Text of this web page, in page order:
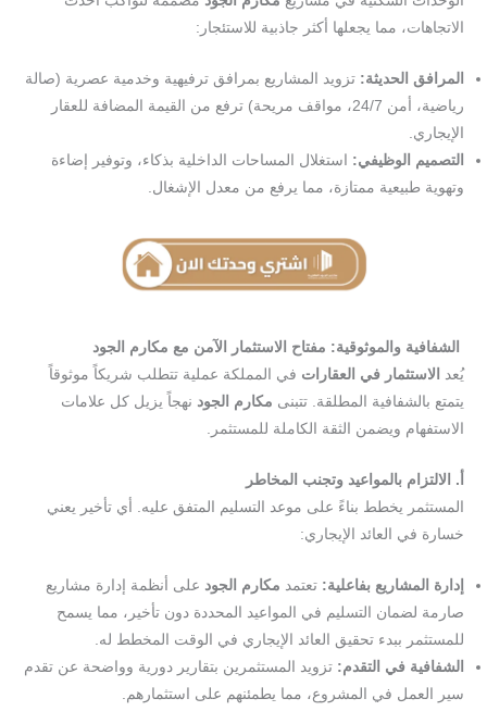
الاتجاهات، مما يجعلها أكثر جاذبية للاستئجار:
المرافق الحديثة: تزويد المشاريع بمرافق ترفيهية وخدمية عصرية (صالة
رياضية، أمن 24/7، مواقف مريحة) ترفع من القيمة المضافة للعقار
الإيجاري.
التصميم الوظيفي: استغلال المساحات الداخلية بذكاء، وتوفير إضاءة
وتهوية طبيعية ممتازة، مما يرفع من معدل الإشغال.
الشفافية والموثوقية: مفتاح الاستثمار الآمن مع مكارم الجود
يُعد
الاستثمار في العقارات في المملكة عملية تتطلب شريكاً موثوقاً
يتمتع بالشفافية المطلقة. تتبنى مكارم الجود نهجاً يزيل كل علامات
الاستفهام ويضمن الثقة الكاملة للمستثمر.
أ. الالتزام بالمواعيد وتجنب المخاطر
المستثمر يخطط بناءً على موعد التسليم المتفق عليه. أي تأخير يعني
خسارة في العائد الإيجاري:
إدارة المشاريع بفاعلية: تعتمد مكارم الجود على أنظمة إدارة مشاريع
صارمة لضمان التسليم في المواعيد المحددة دون تأخير، مما يسمح
للمستثمر ببدء تحقيق العائد الإيجاري في الوقت المخطط له.
الشفافية في التقدم: تزويد المستثمرين بتقارير دورية وواضحة عن تقدم
سير العمل في المشروع، مما يطمئنهم على استثمارهم.